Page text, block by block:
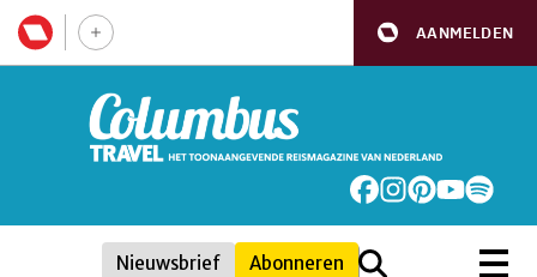
AANMELDEN
Nieuwsbrief Abonneren